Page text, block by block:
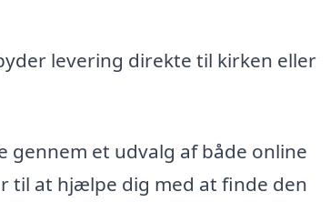
levering direkte til kirken eller
gennem et udvalg af både online
til at hjælpe dig med at finde den